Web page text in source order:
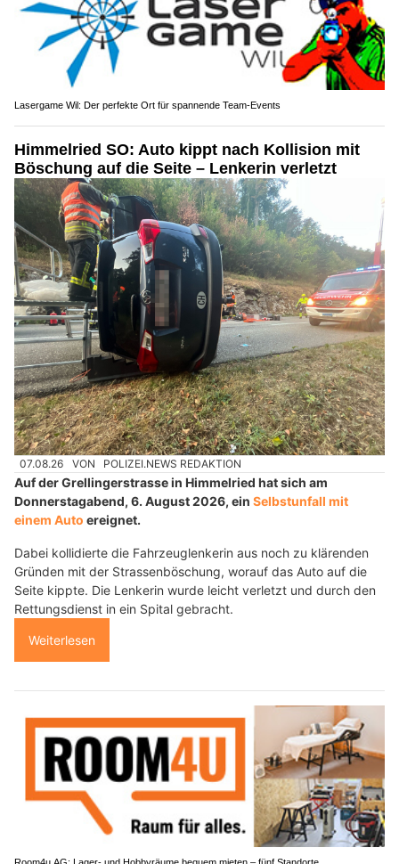
Lasergame Wil: Der perfekte Ort für spannende Team-Events
Himmelried SO: Auto kippt nach Kollision mit
Böschung auf die Seite – Lenkerin verletzt
07.08.26 VON POLIZEI.NEWS REDAKTION
Auf der Grellingerstrasse in Himmelried hat sich am
Donnerstagabend, 6. August 2026, ein Selbstunfall mit
einem Auto ereignet.
Dabei kollidierte die Fahrzeuglenkerin aus noch zu klärenden
Gründen mit der Strassenböschung, worauf das Auto auf die
Seite kippte. Die Lenkerin wurde leicht verletzt und durch den
Rettungsdienst in ein Spital gebracht.
Weiterlesen